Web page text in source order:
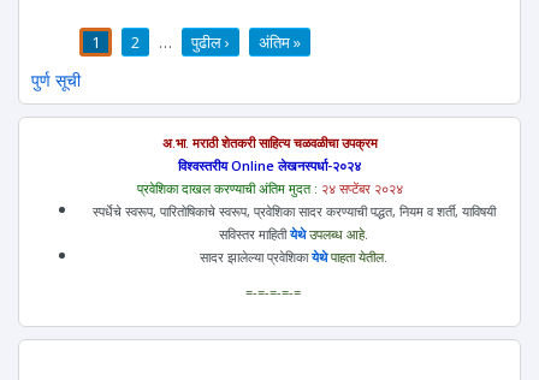
1 2 … पुढील › अंतिम »
पुर्ण सूची
अ.भा. मराठी शेतकरी साहित्य चळवळीचा उपक्रम
विश्वस्तरीय Online लेखनस्पर्धा-२०२४
प्रवेशिका दाखल करण्याची अंतिम मुदत : २४ सप्टेंबर २०२४
स्पर्धेचे स्वरूप, पारितोषिकाचे स्वरूप, प्रवेशिका सादर करण्याची पद्धत, नियम व शर्ती, याविषयी
सविस्तर माहितीयेथेउपलब्ध आहे.
सादर झालेल्या प्रवेशिकायेथेपाहता येतील.
=-=-=-=-=